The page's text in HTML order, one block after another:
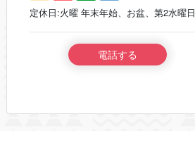
定休日:火曜 年末年始、お盆、第2水曜日
電話する